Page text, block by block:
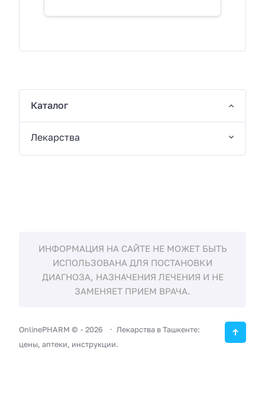
Каталог
Лекарства
ИНФОРМАЦИЯ НА САЙТЕ НЕ МОЖЕТ БЫТЬ
ИСПОЛЬЗОВАНА ДЛЯ ПОСТАНОВКИ
ДИАГНОЗА, НАЗНАЧЕНИЯ ЛЕЧЕНИЯ И НЕ
ЗАМЕНЯЕТ ПРИЕМ ВРАЧА.
OnlinePHARM © -2026
Лекарства в Ташкенте:
цены, аптеки, инструкции.